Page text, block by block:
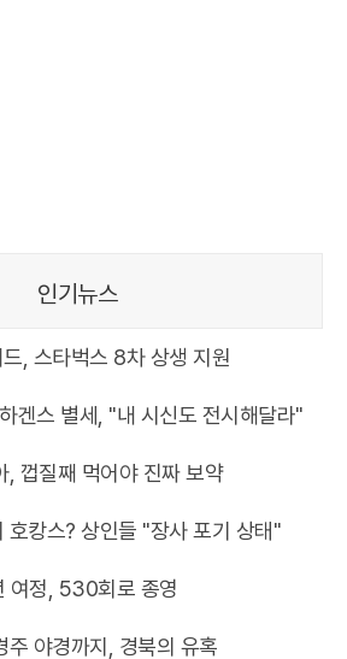
인기뉴스
, 스타벅스 8차 상생 지원
겐스 별세, "내 시신도 전시해달라"
, 껍질째 먹어야 진짜 보약
호캉스? 상인들 "장사 포기 상태"
여정, 530회로 종영
주 야경까지, 경북의 유혹